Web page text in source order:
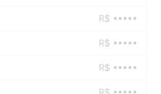
R$ •••••
R$ •••••
R$ •••••
R$ •••••